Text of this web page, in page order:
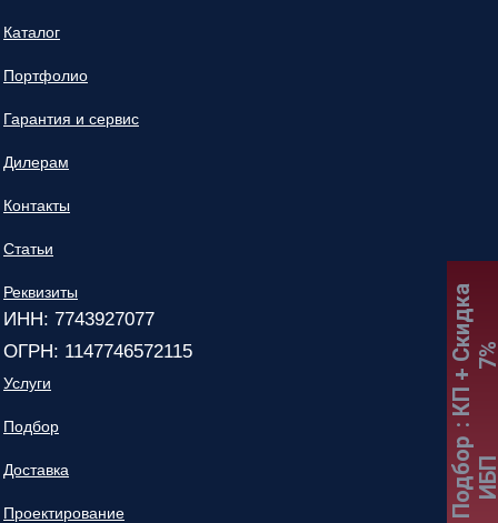
Каталог
Портфолио
Гарантия и сервис
Дилерам
Контакты
Статьи
Реквизиты
ИНН: 7743927077
ОГРН: 1147746572115
Услуги
Подбор
Доставка
Проектирование Подбор
:
К
П
+
С
к
и
д
к
а
7